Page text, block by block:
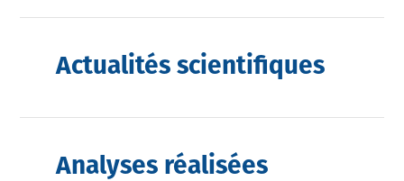
Actualités scientifiques
Analyses réalisées